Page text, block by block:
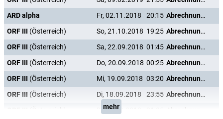
ARD alpha
Fr, 02.11.2018 20:15
Abrechnung mit einer Dynastie: Die Habsburger nach 1918
ORF III (Österreich) So, 21.10.2018 19:25
Abrechnung mit einer Dynastie: Die Habsburger nach 1918
ORF III (Österreich) Sa, 22.09.2018 01:45
Abrechnung mit einer Dynastie: Die Habsburger nach 1918
ORF III (Österreich) Do, 20.09.2018 00:25
Abrechnung mit einer Dynastie: Die Habsburger nach 1918
ORF III (Österreich) Mi, 19.09.2018 03:20
Abrechnung mit einer Dynastie: Die Habsburger nach 1918
ORF III (Österreich) Di, 18.09.2018 23:55
Abrechnung mit einer Dynastie: Die Habsburger nach 1918
Di, 18.09.2018
mehr